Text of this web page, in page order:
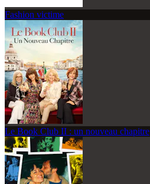
Fashion victime
Le Book Club II : un nouveau chapitre